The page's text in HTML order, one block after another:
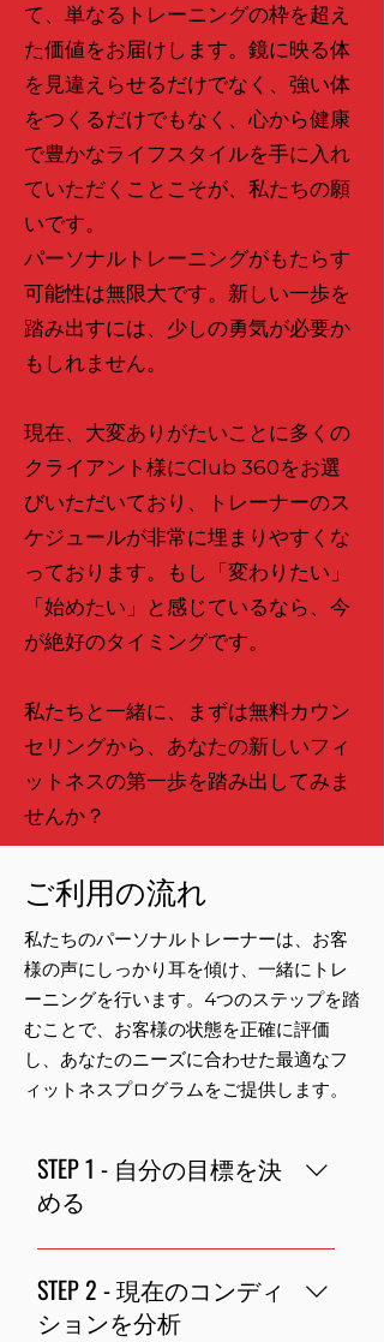
て、単なるトレーニングの枠を超え
た価値をお届けします。鏡に映る体
を見違えらせるだけでなく、強い体
をつくるだけでもなく、心から健康
で豊かなライフスタイルを手に入れ
ていただくことこそが、私たちの願
いです。
パーソナルトレーニングがもたらす
可能性は無限大です。新しい一歩を
踏み出すには、少しの勇気が必要か
もしれません。
現在、大変ありがたいことに多くの
クライアント様にClub 360をお選
びいただいており、トレーナーのス
ケジュールが非常に埋まりやすくな
っております。もし「変わりたい」
「始めたい」と感じているなら、今
が絶好のタイミングです。
私たちと一緒に、まずは無料カウン
セリングから、あなたの新しいフィ
ットネスの第一歩を踏み出してみま
せんか？
ご利用の流れ
私たちのパーソナルトレーナーは、お客
様の声にしっかり耳を傾け、一緒にトレ
ーニングを行います。4つのステップを踏
むことで、お客様の状態を正確に評価
し、あなたのニーズに合わせた最適なフ
ィットネスプログラムをご提供します。
STEP 1 - 自分の目標を決
める
このステップはお客様の求めている結
果を出すためにとても重要なステップ
です。明確な目標を立て、お客様自身
STEP 2 - 現在のコンディ
ションを分析